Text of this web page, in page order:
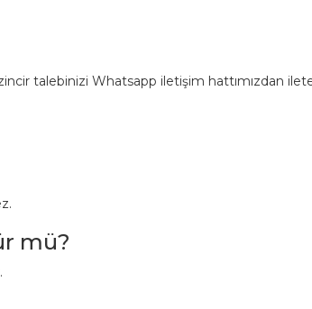
talebinizi Whatsapp iletişim hattımızdan
mü?